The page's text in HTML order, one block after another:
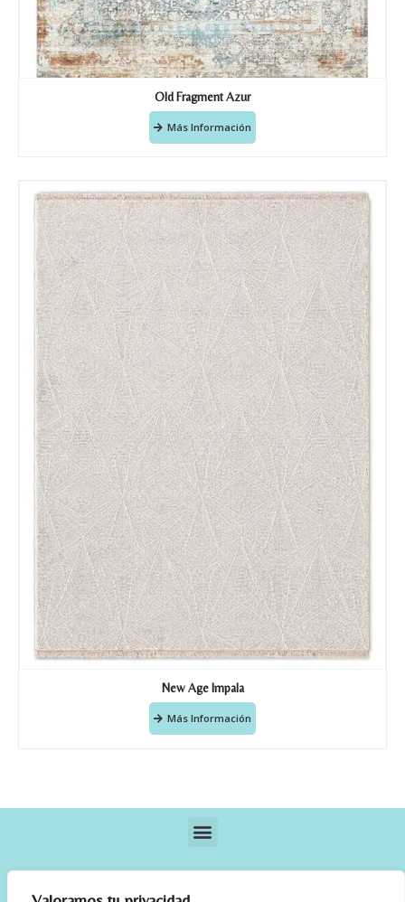
Old Fragment Azur
Más Información
New Age Impala
Más Información